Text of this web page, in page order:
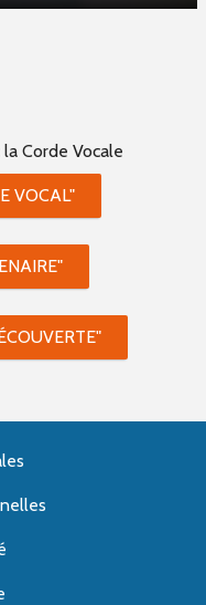
la Corde Vocale
VOCAL"